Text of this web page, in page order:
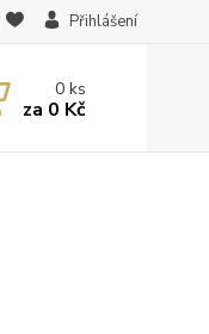
Přihlášení
0ks
za 0 Kč